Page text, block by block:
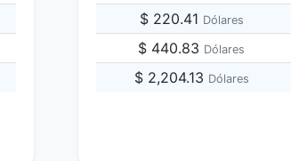
$ 220.41 Dólares
$ 440.83 Dólares
$ 2,204.13 Dólares